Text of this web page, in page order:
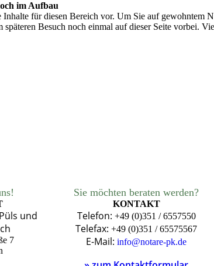
im Aufbau
für diesen Bereich vor. Um Sie auf
späteren Besuch noch einmal auf dieser Seite vorbei.
und
7
Sie möchten beraten werden?
KONTAKT
Telefon: +49 (0)351 / 6557550
Telefax: +49 (0)351 / 65575567
E-Mail:info@notare-pk.de